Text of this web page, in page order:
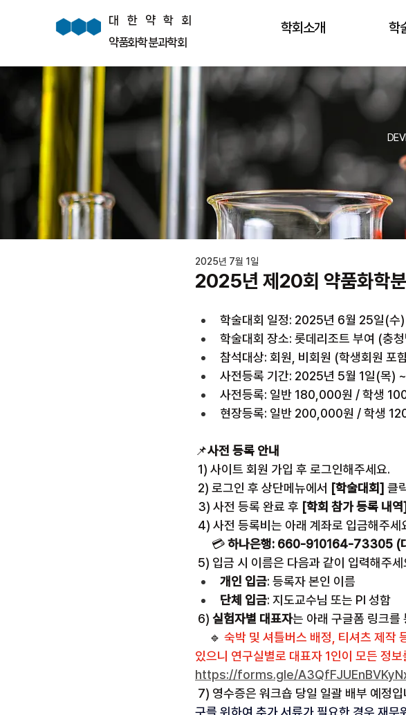
대한약학회
약품화학분과학회
학회소개 학
2025년 제20회 약품화학
2025년 7월 1일
학술대회 일정: 2025년 6월 25일(수
학술대회 장소: 롯데리조트 부여 (충
참석대상: 회원, 비회원 (학생회원 포
사전등록 기간: 2025년 5월 1일(목)
사전등록: 일반 180,000원 / 학생
현장등록: 일반 200,000원 / 학생
📌사전 등록 안내
1) 사이트 회원 가입 후 로그인해주세요.
2) 로그인 후 상단메뉴에서 [학술대회] 클
3) 사전 등록 완료 후 [학회 참가 등록 내역]
4) 사전 등록비는 아래 계좌로 입금해주세
💳 하나은행: 660-910164-73305 (
5) 입금 시 이름은 다음과 같이 입력해주세
개인 입금: 등록자 본인 이름
단체 입금: 지도교수님 또는 PI 성함
6) 실험자별 대표자는 아래 구글폼 링크를
🔹 숙박 및 셔틀버스 배정, 티셔츠 제
있으니 연구실별로 대표자 1인이 모든 정
https://forms.gle/
7) 영수증은 워크숍 당일 일괄 배부 예정입
구를 위하여 추가 서류가 필요한 경우 재무